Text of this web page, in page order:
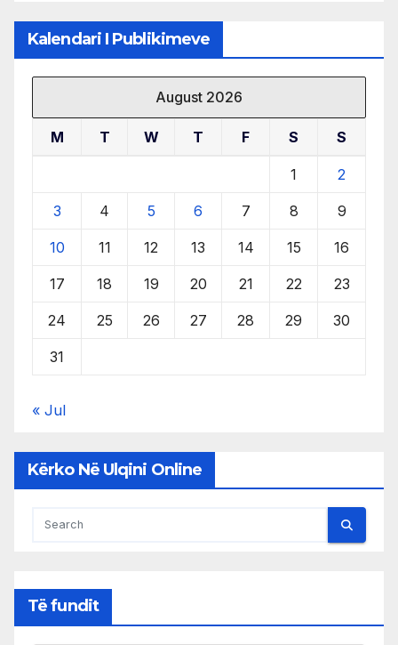
Kalendari I Publikimeve
August 2026
M T W T F S S
1 2
3 4 5 6 7 8 9
10 11 12 13 14 15 16
17 18 19 20 21 22 23
24 25 26 27 28 29 30
31
« Jul
Kërko Në Ulqini Online
Të fundit